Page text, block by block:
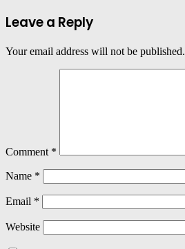
Leave a Reply
Your email address will not be published.
Comment *
Name *
Email *
Website